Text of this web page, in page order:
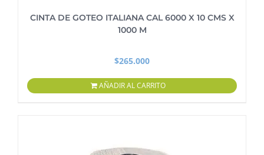
CINTA DE GOTEO ITALIANA CAL 6000 X 10 CMS X
1000 M
$265.000
AÑADIR AL CARRITO